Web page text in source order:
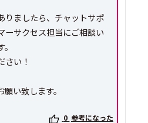
りましたら、チャットサポ
ーサクセス担当にご相談い
さい！
い致します。
0 参考になった